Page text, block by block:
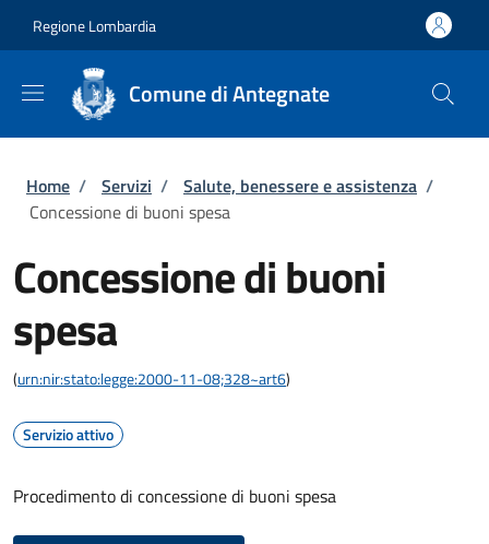
Regione Lombardia
Comune di Antegnate
Briciole di pane
Home / Servizi / Salute, benessere e assistenza /
Concessione di buoni spesa
Concessione di buoni
spesa
(urn:nir:stato:legge:2000-11-08;328~art6)
Servizio attivo
Procedimento di concessione di buoni spesa